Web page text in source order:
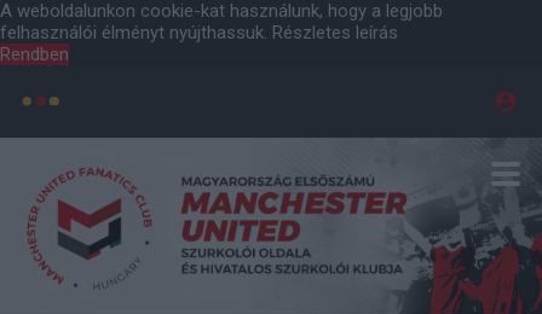
A weboldalunkon cookie-kat használunk, hogy a legjobb
felhasználói élményt nyújthassuk. Részletes leírás
Rendben